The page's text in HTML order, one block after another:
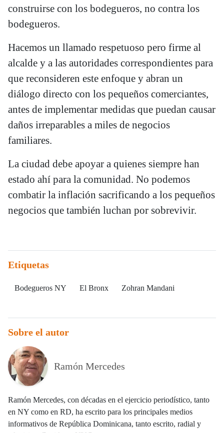
construirse con los bodegueros, no contra los
bodegueros.
Hacemos un llamado respetuoso pero firme al
alcalde y a las autoridades correspondientes para
que reconsideren este enfoque y abran un
diálogo directo con los pequeños comerciantes,
antes de implementar medidas que puedan causar
daños irreparables a miles de negocios
familiares.
La ciudad debe apoyar a quienes siempre han
estado ahí para la comunidad. No podemos
combatir la inflación sacrificando a los pequeños
negocios que también luchan por sobrevivir.
Etiquetas
Bodegueros NY El Bronx Zohran Mandani
Sobre el autor
Ramón Mercedes
Ramón Mercedes, con décadas en el ejercicio periodístico, tanto
en NY como en RD, ha escrito para los principales medios
informativos de República Dominicana, tanto escrito, radial y